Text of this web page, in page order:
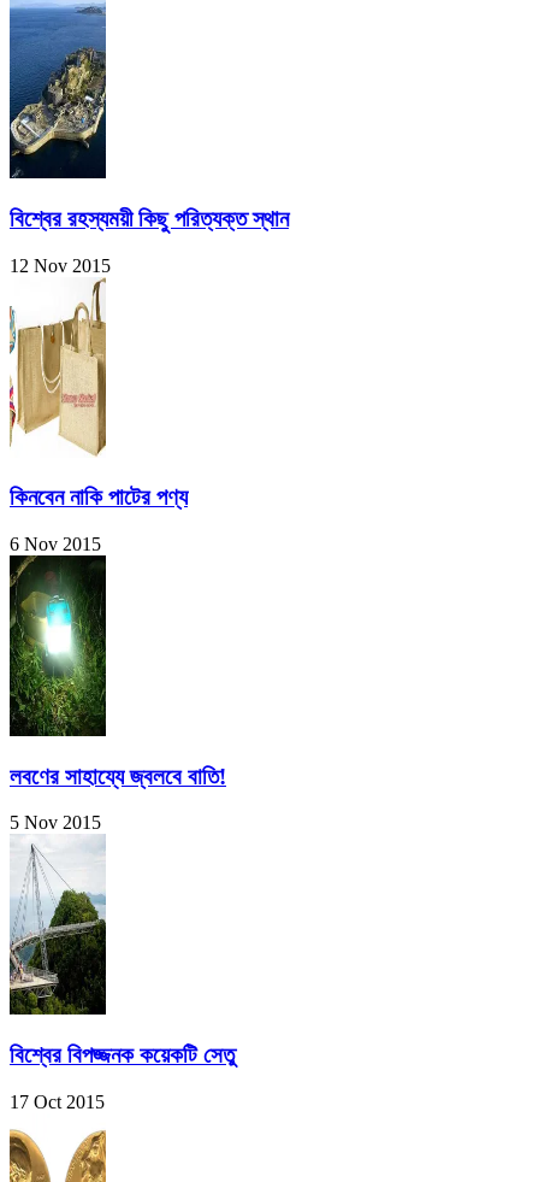
বিশ্বের রহস্যময়ী কিছু পরিত্যক্ত স্থান
12 Nov 2015
কিনবেন নাকি পাটের পণ্য
6 Nov 2015
লবণের সাহায্যে জ্বলবে বাতি!
5 Nov 2015
বিশ্বের বিপজ্জনক কয়েকটি সেতু
17 Oct 2015